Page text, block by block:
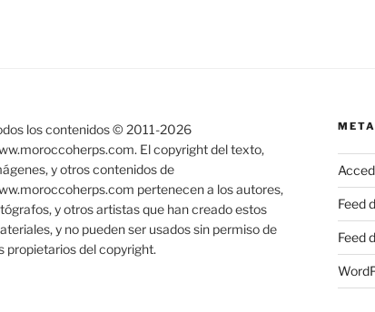
los contenidos © 2011-2026
El copyright del texto,
y otros contenidos de
pertenecen a los autores,
y otros artistas que han creado estos
y no pueden ser usados sin permiso de
propietarios del copyright.
META
Feed
Feed